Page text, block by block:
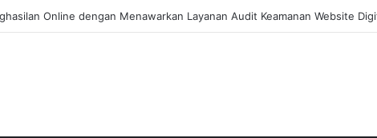
Shuttlecock Badminton Agar Tahan Lama Saat Digunakan